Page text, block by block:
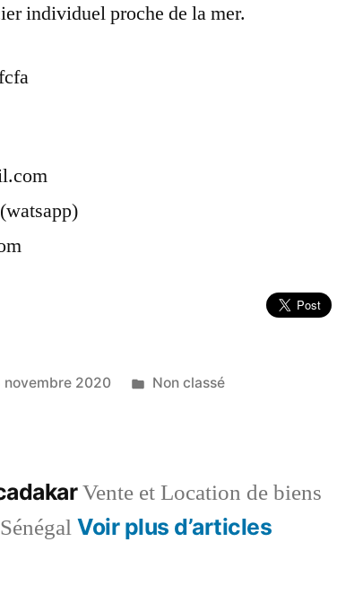
individuel proche de la mer.
novembre 2020
Publié
Non classé
Vente et Location de biens
Voir plus d’articles